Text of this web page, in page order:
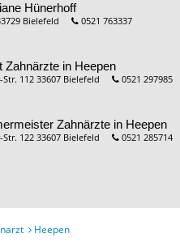
Hünerhoff
Bielefeld 0521 763337
Zahnärzte in Heepen
112 33607 Bielefeld 0521 297985
Zahnärzte in Heepen
122 33607 Bielefeld 0521 285714
Heepen